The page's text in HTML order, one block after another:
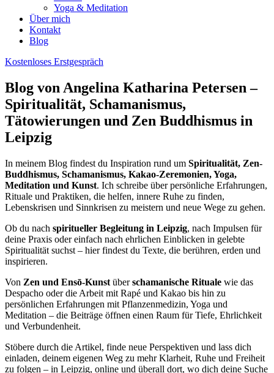
Yoga & Meditation
Über mich
Kontakt
Blog
Kostenloses Erstgespräch
Blog von Angelina Katharina Petersen –
Spiritualität, Schamanismus,
Tätowierungen und Zen Buddhismus in
Leipzig
In meinem Blog findest du Inspiration rund um Spiritualität, Zen-
Buddhismus, Schamanismus, Kakao-Zeremonien, Yoga,
Meditation und Kunst. Ich schreibe über persönliche Erfahrungen,
Rituale und Praktiken, die helfen, innere Ruhe zu finden,
Lebenskrisen und Sinnkrisen zu meistern und neue Wege zu gehen.
Ob du nach spiritueller Begleitung in Leipzig, nach Impulsen für
deine Praxis oder einfach nach ehrlichen Einblicken in gelebte
Spiritualität suchst – hier findest du Texte, die berühren, erden und
inspirieren.
Von Zen und Ensō-Kunst überschamanische Rituale wie das
Despacho oder die Arbeit mit Rapé und Kakao bis hin zu
persönlichen Erfahrungen mit Pflanzenmedizin, Yoga und
Meditation – die Beiträge öffnen einen Raum für Tiefe, Ehrlichkeit
und Verbundenheit.
Stöbere durch die Artikel, finde neue Perspektiven und lass dich
einladen, deinem eigenen Weg zu mehr Klarheit, Ruhe und Freiheit
zu folgen – in Leipzig, online und überall dort, wo dich deine Suche